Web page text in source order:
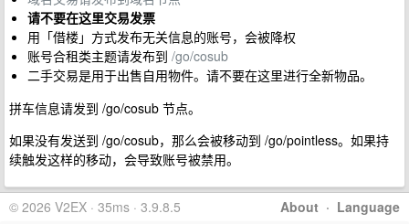
请不要在这里交易发票
用「借楼」方式发布无关信息的账号，会被降权
账号合租类主题请发布到 /go/cosub
二手交易是用于出售自用物件。请不要在这里进行全新物品。
拼车信息请发到 /go/cosub 节点。
如果没有发送到 /go/cosub，那么会被移动到 /go/pointless。如果持
续触发这样的移动，会导致账号被禁用。
About · Language
© 2026 V2EX · 35ms · 3.9.8.5